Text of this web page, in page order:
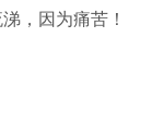
，因为痛苦！